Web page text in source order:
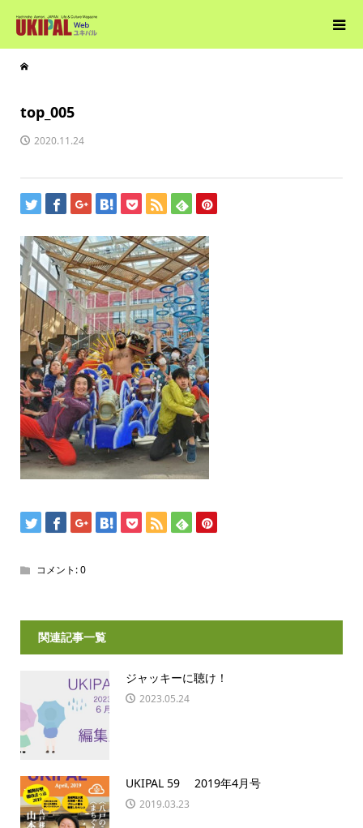
top_005
2020.11.24
コメント:0
関連記事一覧
ジャッキーに聴け！
2023.05.24
UKIPAL 59 2019年4月号
2019.03.23